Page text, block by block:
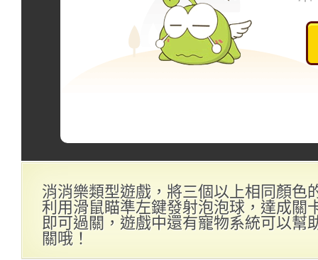
消消樂類型遊戲，將三個以上相同顏色
利用滑鼠瞄準左鍵發射泡泡球，達成關
即可過關，遊戲中還有寵物系統可以幫
關哦！